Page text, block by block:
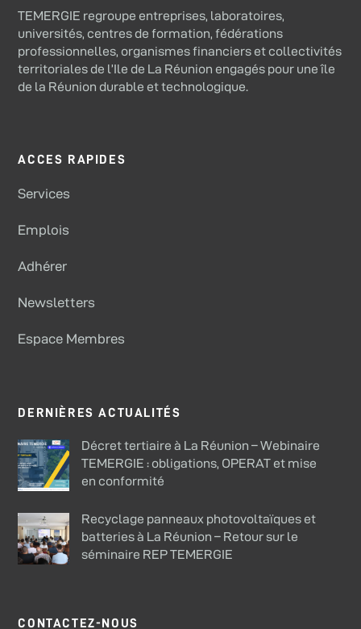
TEMERGIE regroupe entreprises, laboratoires,
universités, centres de formation, fédérations
professionnelles, organismes financiers et collectivités
territoriales de l’Ile de La Réunion engagés pour une île
de la Réunion durable et technologique.
ACCES RAPIDES
Services
Emplois
Adhérer
Newsletters
Espace Membres
DERNIÈRES ACTUALITÉS
Décret tertiaire à La Réunion – Webinaire
TEMERGIE : obligations, OPERAT et mise
en conformité
Recyclage panneaux photovoltaïques et
batteries à La Réunion – Retour sur le
séminaire REP TEMERGIE
CONTACTEZ-NOUS